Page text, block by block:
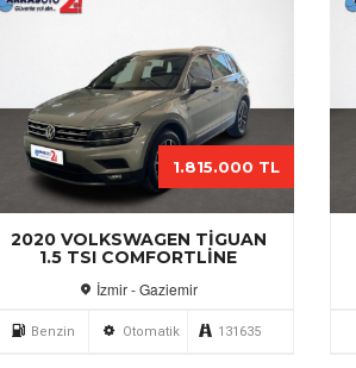
2020 VOLKSWAGEN TIGUAN
1.5 TSI COMFORTLINE
İzmir - Gaziemir
1.815.000 TL
Benzin Otomatik 131635